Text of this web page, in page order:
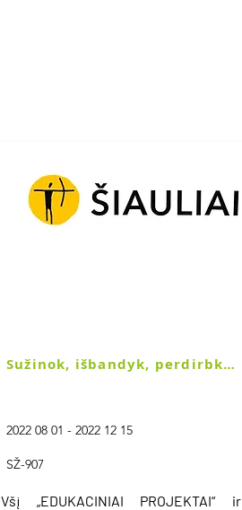
Sužinok, išbandyk, perdirbk…
2022 08 01 - 2022 12 15
SŽ-907
Všį „EDUKACINIAI PROJEKTAI“ ir